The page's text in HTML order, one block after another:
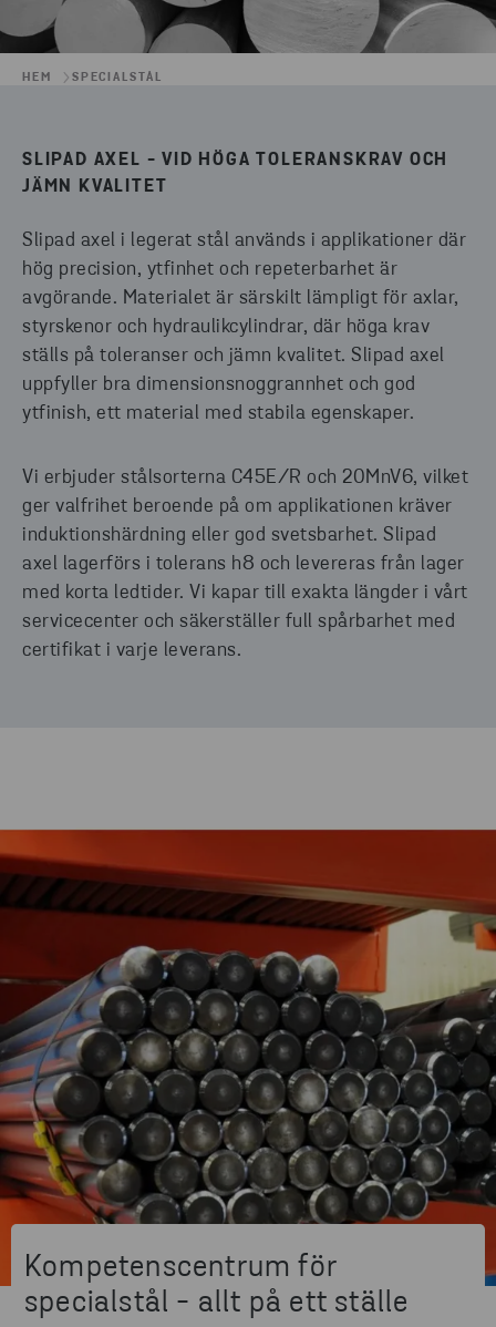
HEM SPECIALSTÅL
SLIPAD AXEL - VID HÖGA TOLERANSKRAV OCH
JÄMN KVALITET
Slipad axel i legerat stål används i applikationer där
hög precision, ytfinhet och repeterbarhet är
avgörande. Materialet är särskilt lämpligt för axlar,
styrskenor och hydraulikcylindrar, där höga krav
ställs på toleranser och jämn kvalitet. Slipad axel
uppfyller bra dimensionsnoggrannhet och god
ytfinish, ett material med stabila egenskaper.
Vi erbjuder stålsorterna C45E/R och 20MnV6, vilket
ger valfrihet beroende på om applikationen kräver
induktionshärdning eller god svetsbarhet. Slipad
axel lagerförs i tolerans h8 och levereras från lager
med korta ledtider. Vi kapar till exakta längder i vårt
servicecenter och säkerställer full spårbarhet med
certifikat i varje leverans.
Kompetenscentrum för
specialstål - allt på ett ställe